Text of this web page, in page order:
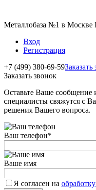
Металлобаза №1 в Москве
Вход
Регистрация
+7 (499) 380-69-59Заказать
Заказать звонок
Оставьте Ваше
специалисты свяжутся с
решения Вашего вопроса.
Ваш телефон*
Ваше имя
Я согласен на